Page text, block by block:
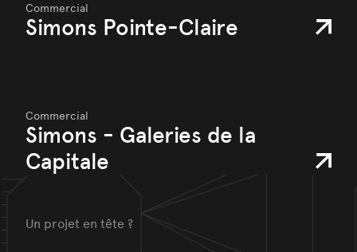
Commercial
Simons Pointe-Claire
Commercial
Simons - Galeries de la
Capitale
Un projet en tête ?